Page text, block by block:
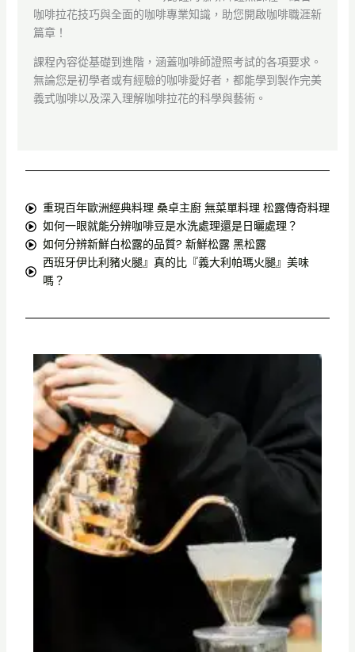
咖啡拉花技巧與全面的咖啡專業知識，助您開啟咖啡職涯新
篇章！
課程內容從基礎到進階，涵蓋咖啡師證照考試的各項要求。
無論您是初學者或有經驗的咖啡愛好者，都能學到製作完美
義式咖啡以及深入理解咖啡拉花的科學與藝術。
重現百年歐洲經典料理 桑卓主廚 無菜單料理 松露傳奇料理
如何一眼就能分辨咖啡豆是水洗處理還是日曬處理？
如何分辨新鮮白松露的品質? 新鮮松露 黑松露
西班牙伊比利豬火腿』真的比『義大利帕瑪火腿』美味
嗎？